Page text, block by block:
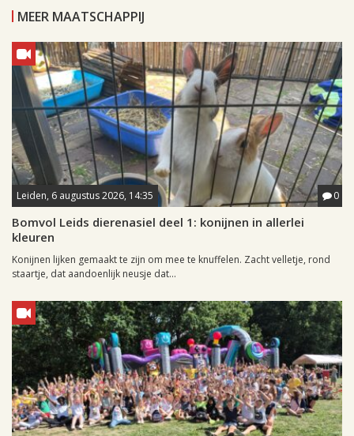
MEER MAATSCHAPPIJ
Leiden, 6 augustus 2026, 14:35 0
Bomvol Leids dierenasiel deel 1: konijnen in allerlei
kleuren
Konijnen lijken gemaakt te zijn om mee te knuffelen. Zacht velletje, rond
staartje, dat aandoenlijk neusje dat...